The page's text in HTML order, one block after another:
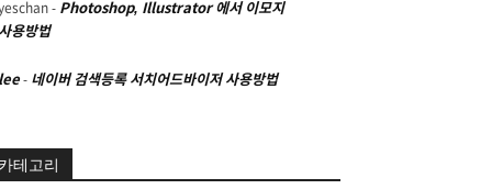
- Photoshop, Illustrator 에서 이모지
용방법
- 네이버 검색등록 서치어드바이저 사용방법
테고리